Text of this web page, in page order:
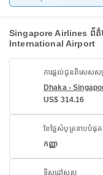
Singapore Airlines ព័ត៌
International Airport
ការផ្តល់ជូនពិសេសសម្
Dhaka -
US$ 314.16
ខែថ្លៃសំបុត្រទាបបំផុត
កញ្ញា
ទិសដៅសរុប